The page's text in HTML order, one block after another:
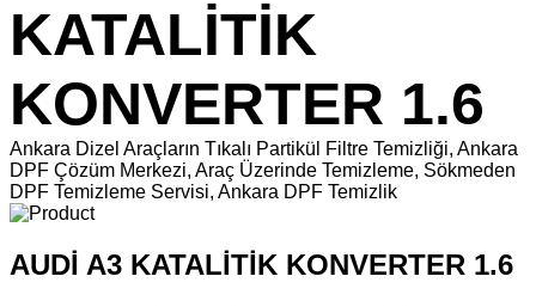
KATALİTİK
KONVERTER 1.6
Ankara Dizel Araçların Tıkalı Partikül Filtre Temizliği, Ankara
DPF Çözüm Merkezi, Araç Üzerinde Temizleme, Sökmeden
DPF Temizleme Servisi, Ankara DPF Temizlik
AUDİ A3 KATALİTİK KONVERTER 1.6